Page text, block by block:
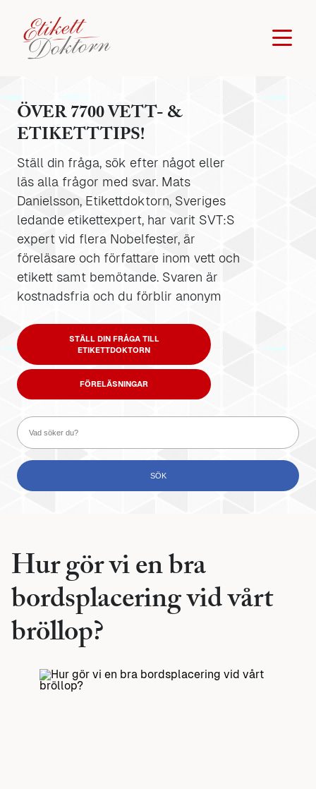
ÖVER 7700 VETT- &
ETIKETTTIPS!
Ställ din fråga, sök efter något eller
läs alla frågor med svar. Mats
Danielsson, Etikettdoktorn, Sveriges
ledande etikettexpert, har varit SVT:S
expert vid flera Nobelfester, är
föreläsare och författare inom vett och
etikett samt bemötande. Svaren är
kostnadsfria och du förblir anonym
STÄLL DIN FRÅGA TILL
ETIKETTDOKTORN
FÖRELÄSNINGAR
Hur gör vi en bra
bordsplacering vid vårt
bröllop?